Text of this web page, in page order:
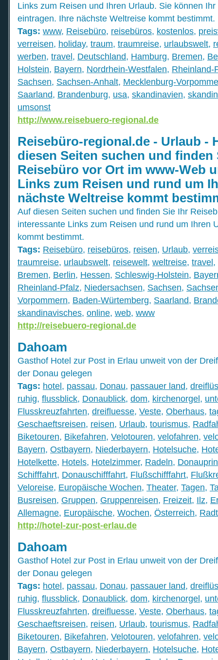
Links zum Reisen und Ihren Urlaub. Sie können
eintragen. Ihre nächste Weltreise kommt bestimmt.
Tags: www, Reisebüro, reisebüros, kostenlos,
verreisen, holiday, traum, traumreise, urlaubswelt,
werben, travel, Deutschland, Hamburg, Bremen,
Holstein, Bayern, Nordrhein-Westfalen, Rheinland-
Sachsen, Sachsen-Anhalt, Mecklenburg-
Saarland, Brandenburg, usa, skandinavien,
umsonst
http://www.reisebuero-regional.de
Reisebüro-regional.de - Urlaub -
diesen Seiten suchen und finden
Reisebüro vor Ort im www-Web
Links zum Reisen und rund um
nächste Weltreise kommt
Auf diesen Seiten suchen und finden Sie Ihr
interessante Links zum Reisen und rund um Ihren
kommt bestimmt.
Tags: Reisebüro, reisebüros, reisen, Urlaub,
traumreise, urlaubswelt, reisewelt, weltreise, travel,
Bremen, Berlin, Hessen, Schleswig-Holstein,
Rheinland-Pfalz, Niedersachsen, Sachsen,
Vorpommern, Baden-Würtemberg, Saarland,
skandinavisches, online, web, www
http://reisebuero-regional.de
Dahoam
Gasthof Hotel zur Post in Erlau unweit von der
der Donau gelegen
Tags: hotel, passau, Donau, passauer land,
ruhig, flussblick, Donaublick, dom, kirchenorgel,
Flusskreuzfahrten, dreifluesse, Veste, Oberhaus,
Geschaeftsreisen, reisen, Urlaub, tourismus,
Biketouren, Bikefahren, Velotouren, velofahren,
Bayern, Ostbayern, Niederbayern, Hotelsuche,
Hotelkette, Hotels, Hotelzimmer, Radeln,
Schifffahrt, Donauschifffahrt, Flußschifffahrt,
Veloreise, Europäische Wochen, Theater, Tagen,
Busreisen, Gruppen, Gruppenreisen, Freizeit, Ilz,
Allemagne, Europäische, Wochen, Österreich,
http://hotel-zur-post-erlau.de
Dahoam
Gasthof Hotel zur Post in Erlau unweit von der
der Donau gelegen
Tags: hotel, passau, Donau, passauer land,
ruhig, flussblick, Donaublick, dom, kirchenorgel,
Flusskreuzfahrten, dreifluesse, Veste, Oberhaus,
Geschaeftsreisen, reisen, Urlaub, tourismus,
Biketouren, Bikefahren, Velotouren, velofahren,
Bayern, Ostbayern, Niederbayern, Hotelsuche,